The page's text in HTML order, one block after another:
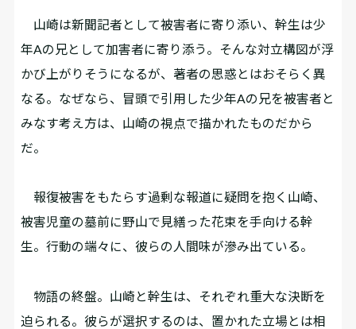
山崎は新聞記者として被害者に寄り添い、幹生は少
年Aの兄として加害者に寄り添う。そんな対立構図が浮
かび上がりそうになるが、著者の思惑とはおそらく異
なる。なぜなら、冒頭で引用した少年Aの兄を被害者と
みなす考え方は、山崎の視点で描かれたものだから
だ。
報復被害をもたらす過剰な報道に疑問を抱く山崎、
被害児童の墓前に野山で見繕った花束を手向ける幹
生。行動の端々に、彼らの人間味が滲み出ている。
物語の終盤。山崎と幹生は、それぞれ重大な決断を
迫られる。彼らが選択するのは、置かれた立場とは相